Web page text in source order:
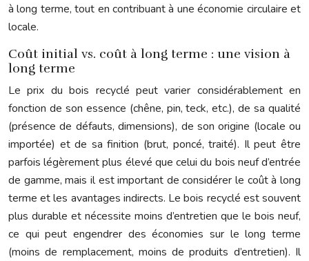
à long terme, tout en contribuant à une économie circulaire et
locale.
Coût initial vs. coût à long terme : une vision à
long terme
Le prix du bois recyclé peut varier considérablement en
fonction de son essence (chêne, pin, teck, etc.), de sa qualité
(présence de défauts, dimensions), de son origine (locale ou
importée) et de sa finition (brut, poncé, traité). Il peut être
parfois légèrement plus élevé que celui du bois neuf d’entrée
de gamme, mais il est important de considérer le coût à long
terme et les avantages indirects. Le bois recyclé est souvent
plus durable et nécessite moins d’entretien que le bois neuf,
ce qui peut engendrer des économies sur le long terme
(moins de remplacement, moins de produits d’entretien). Il